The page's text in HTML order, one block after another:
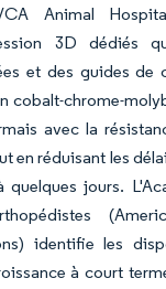
Animal
3D dédiés
et des guides de
cobalt-chrome-
avec la
en réduisant les
quelques jours.
identifie les
à court